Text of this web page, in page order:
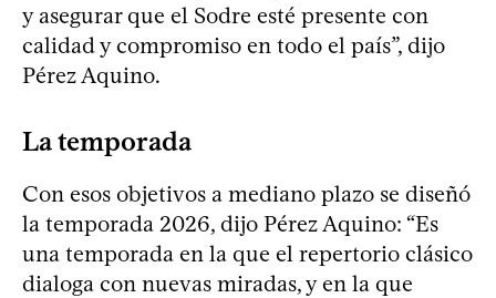
y asegurar que el Sodre esté presente con
calidad y compromiso en todo el país”, dijo
Pérez Aquino.
La temporada
Con esos objetivos a mediano plazo se diseñó
la temporada 2026, dijo Pérez Aquino: “Es
una temporada en la que el repertorio clásico
dialoga con nuevas miradas, y en la que